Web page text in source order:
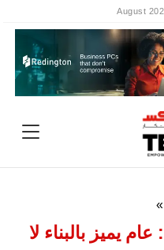
»
تقنية الإمارات في 2025: عام يميز بالبناء لا